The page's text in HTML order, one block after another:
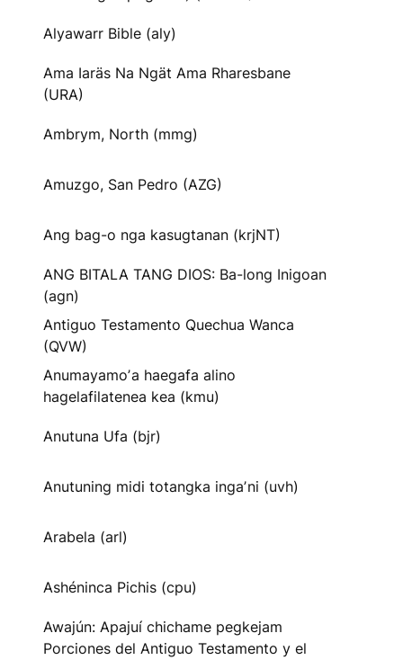
Alyawarr Bible (aly)
Ama Iaräs Na Ngät Ama Rharesbane
(URA)
Ambrym, North (mmg)
Amuzgo, San Pedro (AZG)
Ang bag-o nga kasugtanan (krjNT)
ANG BITALA TANG DIOS: Ba-long Inigoan
(agn)
Antiguo Testamento Quechua Wanca
(QVW)
Anumayamoʼa haegafa alino
hagelafilatenea kea (kmu)
Anutuna Ufa (bjr)
Anutuning midi totangka ingaʼni (uvh)
Arabela (arl)
Ashéninca Pichis (cpu)
Awajún: Apajuí chichame pegkejam
Porciones del Antiguo Testamento y el